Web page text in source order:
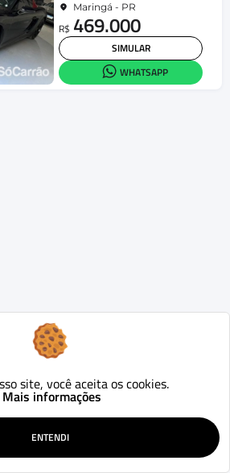
Maringá - PR
R$ 469.000
SIMULAR
WHATSAPP
site, você aceita os cookies.
Mais informações
ENTENDI